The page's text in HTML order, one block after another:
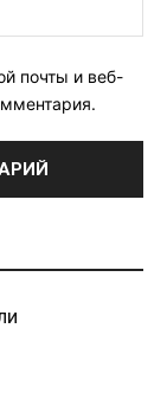
почты и веб-